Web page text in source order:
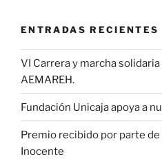
ENTRADAS RECIENTES
VI Carrera y marcha
AEMAREH.
Fundación Unicaja apoya a
Premio recibido por parte
Inocente